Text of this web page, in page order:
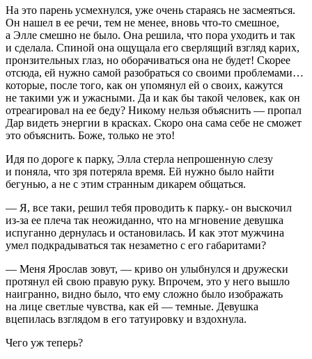
На это парень усмехнулся, уже очень стараясь не засмеяться.
Он нашел в ее речи, тем не менее, вновь что-то смешное,
а Элле смешно не было. Она решила, что пора уходить и так
и сделала. Спиной она ощущала его сверлящий взгляд карих,
пронзительных глаз, но оборачиваться она не будет! Скорее
отсюда, ей нужно самой разобраться со своими проблемами…
которые, после того, как он упомянул ей о своих, кажутся
не такими уж и ужасными. Да и как бы такой человек, как он
отреагировал на ее беду? Никому нельзя объяснить — пропал
Дар видеть энергии в красках. Скоро она сама себе не сможет
это объяснить. Боже, только не это!
Идя по дороге к парку, Элла стерла непрошенную слезу
и поняла, что зря потеряла время. Ей нужно было найти
бегунью, а не с этим странным дикарем общаться.
— Я, все таки, решил тебя проводить к парку.- он выскочил
из-за ее плеча так неожиданно, что на мгновение девушка
испуганно дернулась и остановилась. И как этот мужчина
умел подкрадываться так незаметно с его габаритами?
— Меня Ярослав зовут, — криво он улыбнулся и дружески
протянул ей свою правую руку. Впрочем, это у него вышло
наигранно, видно было, что ему сложно было изображать
на лице светлые чувства, как ей — темные. Девушка
вцепилась взглядом в его татуировку и вздохнула.
Чего уж теперь?